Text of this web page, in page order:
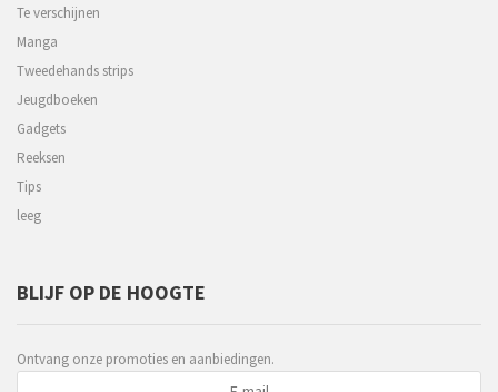
Te verschijnen
Manga
Tweedehands strips
Jeugdboeken
Gadgets
Reeksen
Tips
leeg
BLIJF OP DE HOOGTE
Ontvang onze promoties en aanbiedingen.